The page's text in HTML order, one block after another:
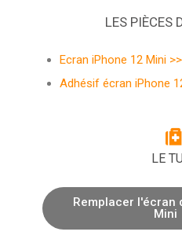
LES PIÈCES
Ecran iPhone 12 Mini >>
Adhésif écran iPhone
LE
Remplacer l'écran
Mini